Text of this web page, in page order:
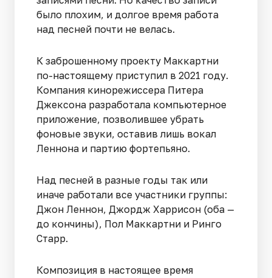
было плохим, и долгое время работа
над песней почти не велась.
К заброшенному проекту Маккартни
по-настоящему приступил в 2021 году.
Компания кинорежиссера Питера
Джексона разработала компьютерное
приложение, позволившее убрать
фоновые звуки, оставив лишь вокал
Леннона и партию фортепьяно.
Над песней в разные годы так или
иначе работали все участники группы:
Джон Леннон, Джордж Харрисон (оба —
до кончины), Пол Маккартни и Ринго
Старр.
Композиция в настоящее время